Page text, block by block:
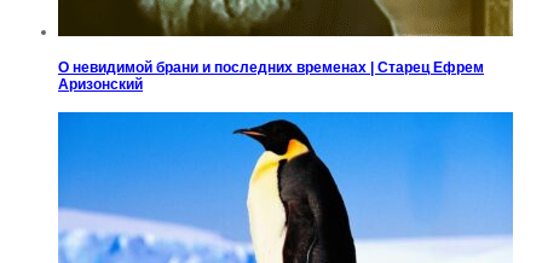
О невидимой брани и последних временах | Старец Ефрем
Аризонский